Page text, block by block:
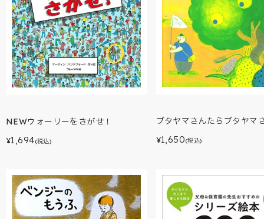
NEWウォーリーをさがせ！
¥1,694(税込)
ブタヤマさんたらブタヤマ
¥1,650(税込)